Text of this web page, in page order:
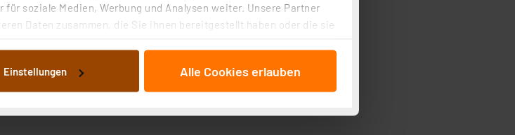
soziale Medien, Werbung und Analysen weiter. Unsere Partner
Daten zusammen, die Sie ihnen bereitgestellt haben oder die sie
die von Ihnen ausgewählten Verarbeitungszwecke (Art. 6
Cookies nach Zweck und Anbieter ist durch Klick auf den
können Sie jederzeit unter dem Link „Cookie Einstellungen“
Einstellungen Alle Cookies erlauben